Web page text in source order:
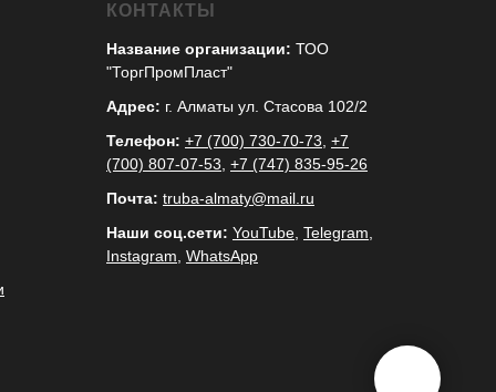
КОНТАКТЫ
Название организации: ТОО
"ТоргПромПласт"
Адрес: г. Алматы ул. Стасова 102/2
Телефон: +7 (700) 730-70-73, +7
(700) 807-07-53, +7 (747) 835-95-26
Почта: truba-almaty@mail.ru
Наши соц.сети: YouTube, Telegram,
Instagram, WhatsApp